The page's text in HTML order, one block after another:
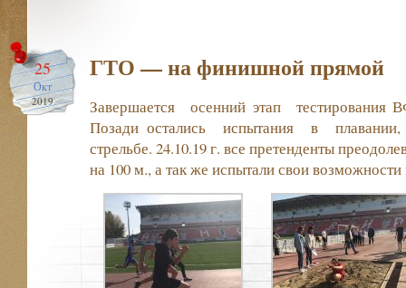
25
Окт
2019
ГТО — на финишной прямой
Завершается осенний этап
Позади остались испытания в плавании,
стрельбе. 24.10.19 г. все претенденты
на 100 м., а так же испытали свои